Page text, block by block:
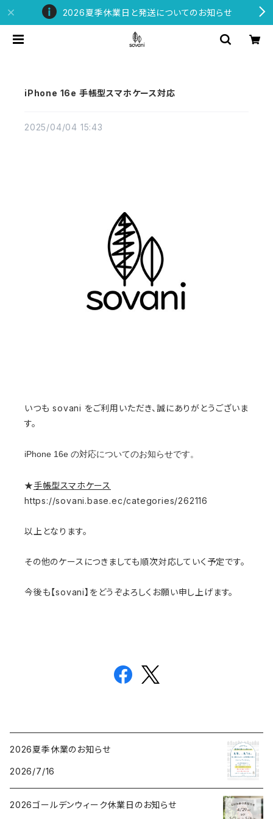
2026夏季休業日と発送についてのお知らせ
iPhone 16e 手帳型スマホケース対応
2025/04/04 15:43
いつも sovani をご利用いただき、誠にありがとうございま
す。
iPhone 16e の対応についてのお知らせです。
★手帳型スマホケース
https://sovani.base.ec/categories/262116
以上となります。
その他のケースにつきましても順次対応していく予定です。
今後も【sovani】をどうぞよろしくお願い申し上げます。
2026夏季休業のお知らせ
2026/7/16
2026ゴールデンウィーク休業日のお知らせ